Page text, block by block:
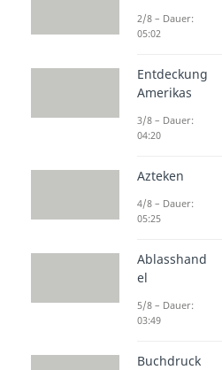
Er war der
Wilhelm II.
Deutschland
er mit dem
hatte,
und in unserem
Wer war
II.?
2/8 – Dauer:
05:02
Entdeckung
Amerikas
3/8 – Dauer:
04:20
Azteken
4/8 – Dauer:
05:25
Ablasshand
el
5/8 – Dauer:
03:49
Buchdruck